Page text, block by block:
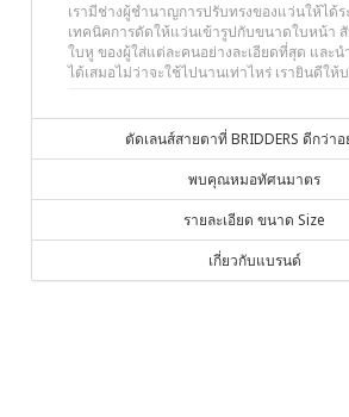
เรามีช่างผู้ชำนาญการปรับทรงของแว่นให้ได้
เทคนิคการดัดให้แว่นเข้ารูปกับขนาดใบหน้า
ใบหู ของผู้ใส่แต่ละคนอย่างละเอียดที่สุด และ
ได้เสมอไม่ว่าจะใช้ไปนานเท่าไหร่ เรายินดีให้
ตัดเลนส์สายตาที่ BRIDDERS ดีกว่าอ
พบคุณหมอทัศนมาตร
รายละเอียด ขนาด Size
เกี่ยวกับแบรนด์